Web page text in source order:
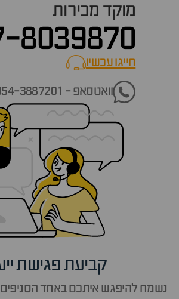
מוקד מכירות
8039870
חייגו עכשיוcall now
וואטסאפ - 054-3887201
קביעת פגישת
נשמח להיפגש איתכם באחד הסניפים